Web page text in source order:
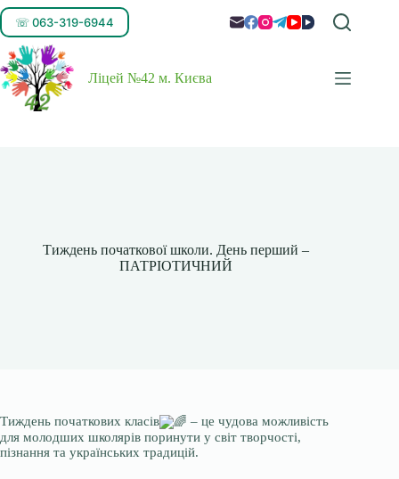
☏ 063-319-6944
Ліцей №42 м. Києва
Тиждень початкової школи. День перший –
ПАТРІОТИЧНИЙ
Тиждень початкових класів
– це чудова можливість
для молодших школярів поринути у світ творчості,
пізнання та українських традицій.